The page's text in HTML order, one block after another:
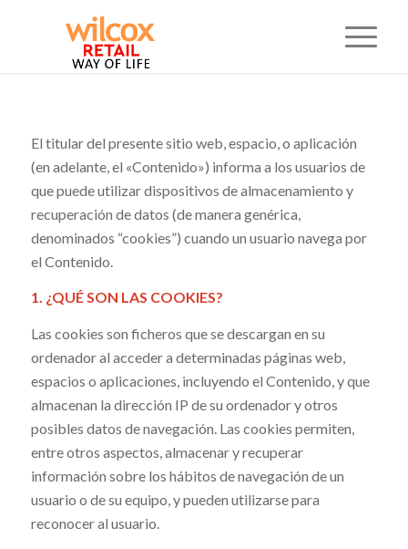
El titular del presente sitio web, espacio, o aplicación
(en adelante, el «Contenido») informa a los usuarios de
que puede utilizar dispositivos de almacenamiento y
recuperación de datos (de manera genérica,
denominados “cookies”) cuando un usuario navega por
el Contenido.
1. ¿QUÉ SON LAS COOKIES?
Las cookies son ficheros que se descargan en su
ordenador al acceder a determinadas páginas web,
espacios o aplicaciones, incluyendo el Contenido, y que
almacenan la dirección IP de su ordenador y otros
posibles datos de navegación. Las cookies permiten,
entre otros aspectos, almacenar y recuperar
información sobre los hábitos de navegación de un
usuario o de su equipo, y pueden utilizarse para
reconocer al usuario.